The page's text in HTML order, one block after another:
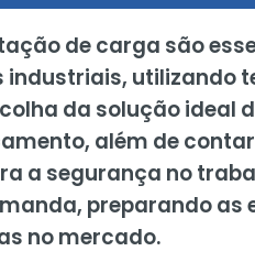
de carga são
industriais, utilizando
da solução ideal
além de
a segurança no
preparando
no mercado.